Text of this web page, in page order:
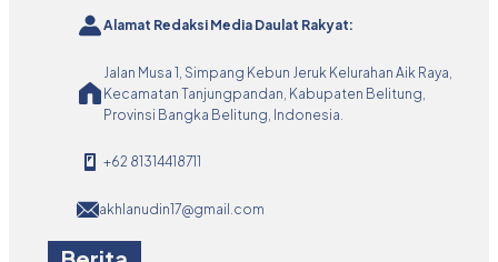
Alamat Redaksi Media Daulat Rakyat:
Jalan Musa 1, Simpang Kebun Jeruk Kelurahan Aik Raya,
Kecamatan Tanjungpandan, Kabupaten Belitung,
Provinsi Bangka Belitung, Indonesia.
+62 81314418711
akhlanudin17@gmail.com